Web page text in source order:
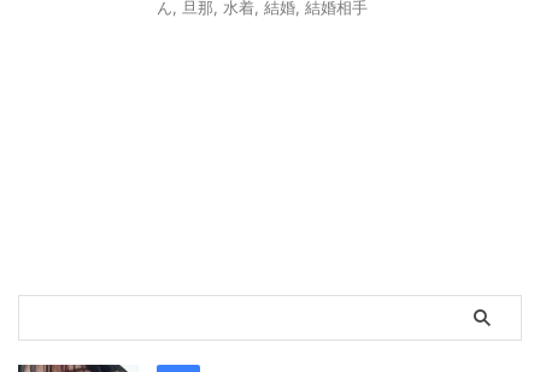
ん
旦那 水着 結婚 結婚相手